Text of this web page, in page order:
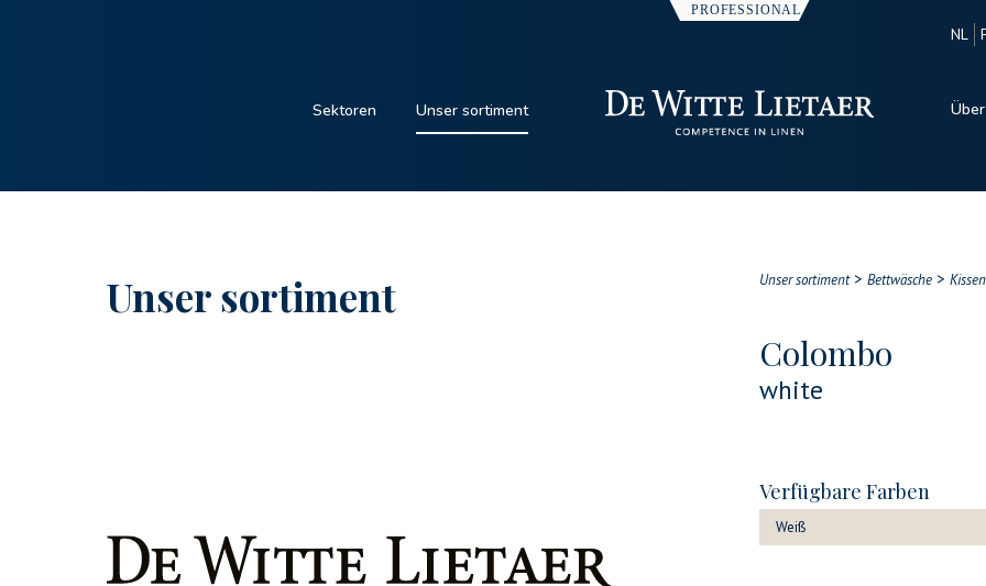
Sektoren Unser sortiment
NL
Unser sortiment Unser sortiment> Bettwäsche>
Colombo
white
Verfügbare Farben
Weiß